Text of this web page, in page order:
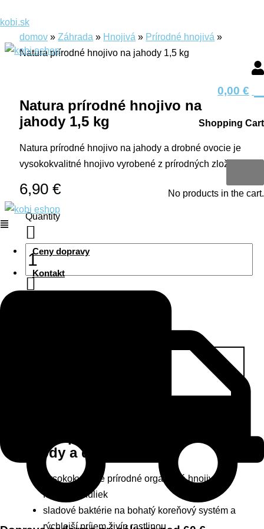
na
obsah
kobi.sk
0,00 €
Shopping Cart
No products in the cart.
Ceny dopravy
Kontakt
produkt
produkt
domov »Záhrada » Hnojivá » Prírodné hnojivá »
Natura prírodné hnojivo na jahody 1,5 kg
Natura prírodné hnojivo na
jahody 1,5 kg
Natura prírodné hnojivo na jahody a drobné ovocie je
vysokokvalitné hnojivo vyrobené z prírodných zložiek.
6,90€
Quantity
Natura
prírodné
hnojivo
1,5
kg
jahody a drobné ovocie
vysokokvalitné prírodné organické hnojivo vo
forme granuliek
sladové baktérie na bohatý koreňový systém a
rýchlejší príjem živín rastlinou
má
Možnosti
si
môžete
na
stránke
produktu.